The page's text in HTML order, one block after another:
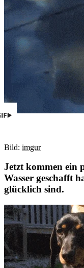
Bild: imgur
Jetzt kommen ein
Wasser geschafft
glücklich sind.